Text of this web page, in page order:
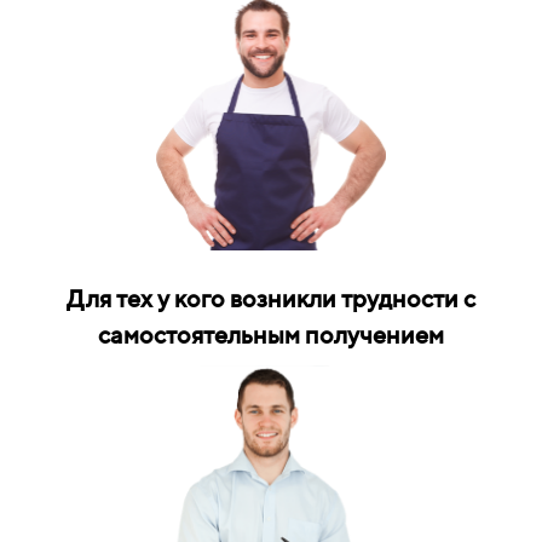
Для тех у кого возникли трудности с
самостоятельным получением